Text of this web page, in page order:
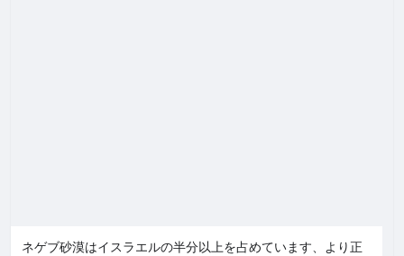
ネゲブ砂漠はイスラエルの半分以上を占めています、より正